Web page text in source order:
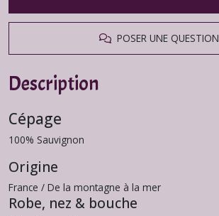
POSER UNE QUESTION
Description
Cépage
100% Sauvignon
Origine
France / De la montagne à la mer
Robe, nez & bouche